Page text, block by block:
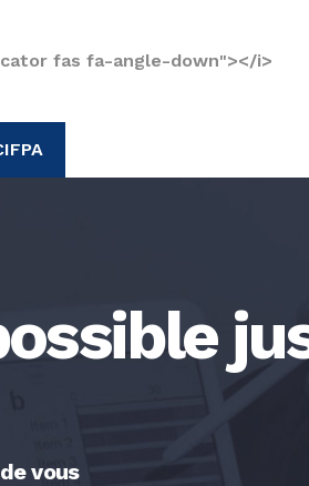
fas fa-angle-down"></i>
vous